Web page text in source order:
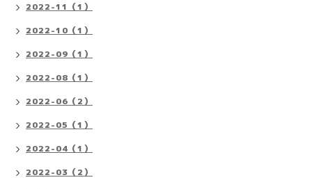
2022-11（1）
2022-10（1）
2022-09（1）
2022-08（1）
2022-06（2）
2022-05（1）
2022-04（1）
2022-03（2）